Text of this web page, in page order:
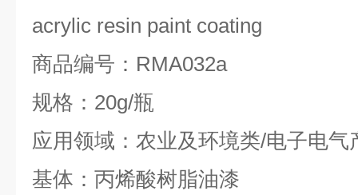
acrylic resin paint coating
商品编号：RMA032a
规格：20g/瓶
应用领域：农业及环境类/电子电
基体：丙烯酸树脂油漆